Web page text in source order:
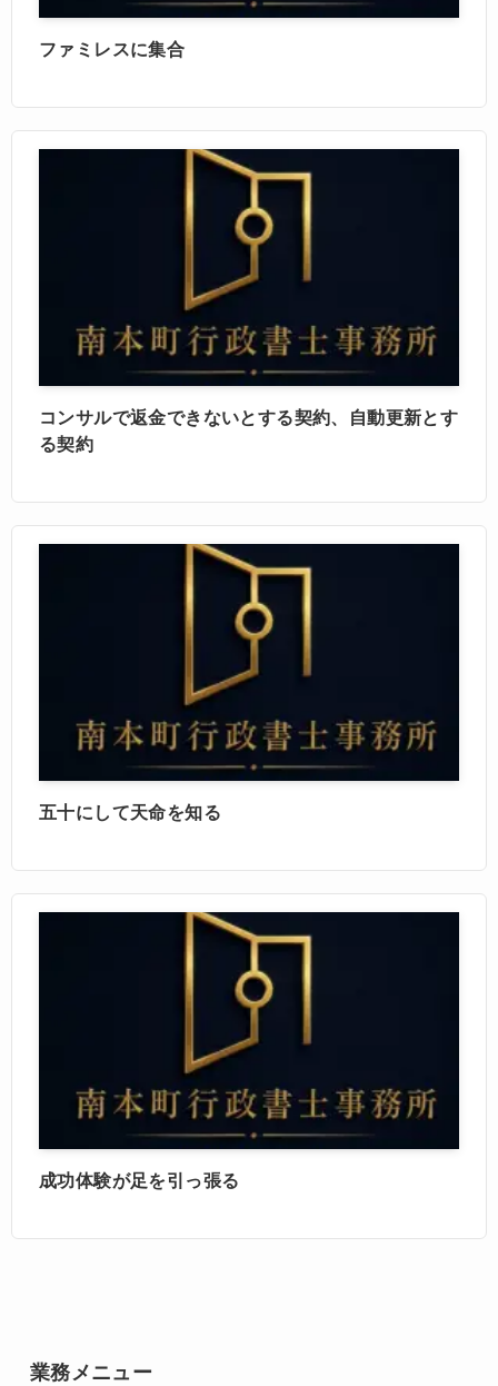
ファミレスに集合
コンサルで返金できないとする契約、自動更新とす
る契約
五十にして天命を知る
成功体験が足を引っ張る
業務メニュー